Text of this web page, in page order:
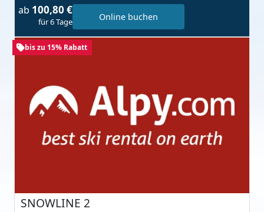
ab 100,80 €
für 6 Tage Online buchen
bis zu 15% Rabatt
SNOWLINE 2